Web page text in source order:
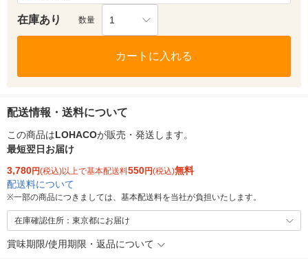
在庫あり 数量 1
カートに入れる
配送情報・送料について
この商品はLOHACOが販売・発送します。
最短翌日お届け
3,780円(税込)以上で基本配送料550円(税込)無料
配送料について
※一部の商品につきましては、基本配送料を当社が負担いたします。
在庫確認住所：東京都にお届け
賞味期限/使用期限・返品について